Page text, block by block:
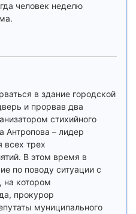
человек неделю
в здание городской
и прорвав два
стихийного
Антропова – лидер
всех трех
В этом время в
по поводу ситуации с
на котором
прокурор
муниципального